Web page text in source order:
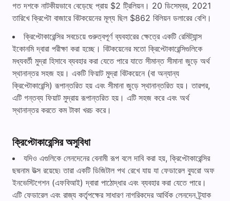
গত দশকে নাটকীয়ভাবে বেড়েছে প্রায় $2 ট্রিলিয়ন। 20 ডিসেম্বর, 2021
তারিখে ক্রিপ্টো বাজারে বিটকয়েনের মূল্য ছিল $862 বিলিয়ন ডলারের বেশি।
ক্রিপ্টোকারেন্সির সবচেয়ে গুরুত্বপূর্ণ ব্যবহারের ক্ষেত্রে একটি রেমিট্যান্স
ইকোনমি দ্বারা পরীক্ষা করা হচ্ছে। বিটকয়েনের মতো ক্রিপ্টোকারেন্সিগুলিকে
মধ্যবর্তী মুদ্রা হিসাবে ব্যবহার করা যেতে পারে যাতে সীমান্ত সীমানা জুড়ে অর্থ
স্থানান্তর সহজ হয়। একটি ফিয়াট মুদ্রা বিটকয়েনে (বা অন্যান্য
ক্রিপ্টোকারেন্সি) রূপান্তরিত হয় এবং সীমানা জুড়ে স্থানান্তরিত হয়। তারপর,
এটি গন্তব্য ফিয়াট মুদ্রায় রূপান্তরিত হয়। এটি সহজ করে এবং অর্থ
স্থানান্তর করতে কম টাকা খরচ করে।
ক্রিপ্টোকারেন্সির অসুবিধা
যদিও এগুলিকে লেনদেনের বেনামী রূপ বলে দাবি করা হয়, ক্রিপ্টোকারেন্সির
ছদ্মনাম উত্স রয়েছে৷ তারা একটি ডিজিটাল পথ রেখে যায় যা ফেডারেল ব্যুরো অফ
ইনভেস্টিগেশন (এফবিআই) দ্বারা পাঠোদ্ধার এবং ব্যবহার করা যেতে পারে।
এটি ফেডারেল এবং রাজ্য কর্তৃপক্ষের সাধারণ নাগরিকদের আর্থিক লেনদেন ট্র্যাক